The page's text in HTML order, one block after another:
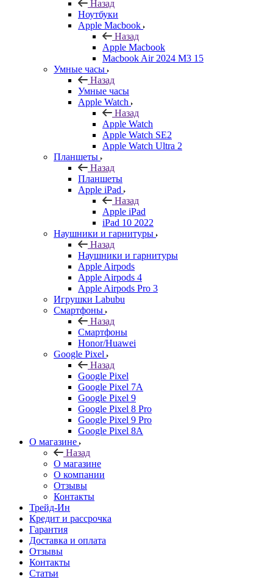
Назад
Ноутбуки
Apple Macbook
Назад
Apple Macbook
Macbook Air 2024 M3 15
Умные часы
Назад
Умные часы
Apple Watch
Назад
Apple Watch
Apple Watch SE2
Apple Watch Ultra 2
Планшеты
Назад
Планшеты
Apple iPad
Назад
Apple iPad
iPad 10 2022
Наушники и гарнитуры
Назад
Наушники и гарнитуры
Apple Airpods
Apple Airpods 4
Apple Airpods Pro 3
Игрушки Labubu
Смартфоны
Назад
Смартфоны
Honor/Huawei
Google Pixel
Назад
Google Pixel
Google Pixel 7А
Google Pixel 9
Google Pixel 8 Pro
Google Pixel 9 Pro
Google Pixel 8A
О магазине
Назад
О магазине
О компании
Отзывы
Контакты
Трейд-Ин
Кредит и рассрочка
Гарантия
Доставка и оплата
Отзывы
Контакты
Статьи